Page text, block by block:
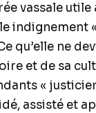
vassale utile
indignement
qu’elle ne
et de sa
«
assisté et